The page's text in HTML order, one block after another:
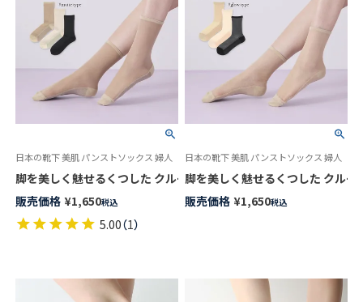
日本の靴下 美肌 パンストソックス 婦人
脚を美しく魅せるくつした クルー丈 マットタイプ NAIGAI
販売価格 ¥1,650税込
5.00（1）
日本の靴下 美肌 パンストソックス 婦人
脚を美しく魅せるくつした クル
販売価格 ¥1,650税込